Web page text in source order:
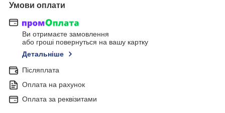
Умови оплати
Ви отримаєте замовлення
або гроші повернуться на вашу картку
Детальніше
Післяплата
Оплата на рахунок
Оплата за реквізитами